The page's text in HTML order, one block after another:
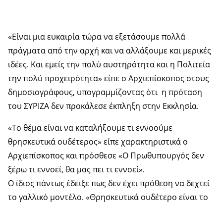
«Είναι μια ευκαιρία τώρα να εξετάσουμε πολλά
πράγματα από την αρχή και να αλλάξουμε και μερικές
ιδέες. Και εμείς την πολύ αυστηρότητα και η Πολιτεία
την πολύ προχειρότητα» είπε ο Αρχιεπίσκοπος στους
δημοσιογράφους, υπογραμμίζοντας ότι η πρόταση
του ΣΥΡΙΖΑ δεν προκάλεσε έκπληξη στην Εκκλησία.
«Το θέμα είναι να καταλήξουμε τι εννοούμε
θρησκευτικά ουδέτερος» είπε χαρακτηριστικά ο
Αρχιεπίσκοπος και πρόσθεσε «Ο Πρωθυπουργός δεν
ξέρω τι εννοεί, θα μας πει τι εννοεί».
Ο ίδιος πάντως έδειξε πως δεν έχει πρόθεση να δεχτεί
το γαλλικό μοντέλο. «Θρησκευτικά ουδέτερο είναι το